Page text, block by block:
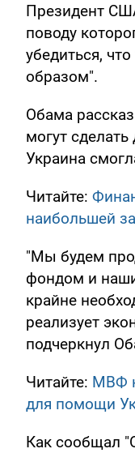
Президент
поводу
убедиться,
образом".
Обама
могут
Украина
Читайте:
наибольшей
"Мы будем
фондом и
крайне
реализует
подчеркнул
Читайте: МВФ
для помощи
Как сообщал